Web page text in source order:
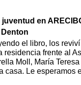
juventud en
el libro, los
residencia frente al
Moll, María
casa. Le esperamos